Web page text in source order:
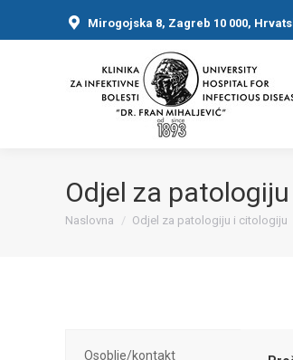
Mirogojska 8, Zagreb 10 000,
Odjel za
You are here:
Naslovna Odjel za patologiju i citologiju
Osoblje/kontakt